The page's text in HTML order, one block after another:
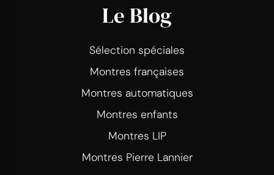
Le Blog
Sélection spéciales
Montres françaises
Montres automatiques
Montres enfants
Montres LIP
Montres Pierre Lannier